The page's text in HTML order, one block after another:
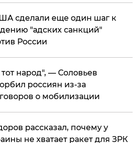
сделали еще один шаг к
"адских санкций"
России
народ", — Соловьев
россиян из-за
о мобилизации
рассказал, почему у
не хватает ракет для ЗРК